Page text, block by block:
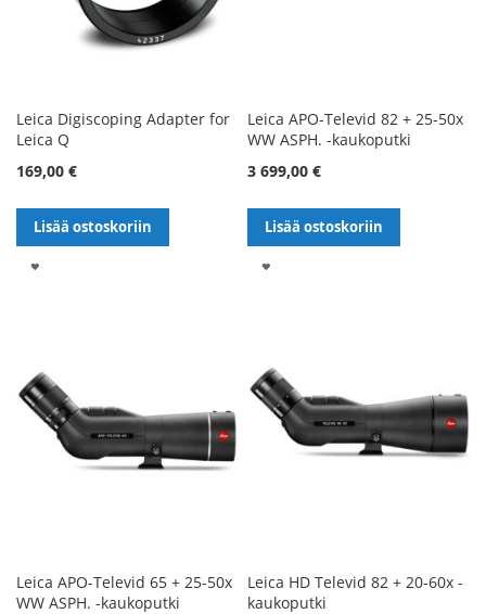
Leica Digiscoping Adapter for
Leica Q
169,00 €
Lisää ostoskoriin
Leica APO-Televid 82 + 25-50x
WW ASPH. -kaukoputki
3 699,00 €
Lisää ostoskoriin
Leica APO-Televid 65 + 25-50x
WW ASPH. -kaukoputki
Leica HD Televid 82 + 20-60x -
kaukoputki